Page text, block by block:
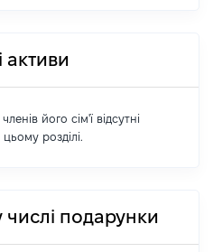
активи
його сім'ї відсутні
розділі.
числі подарунки